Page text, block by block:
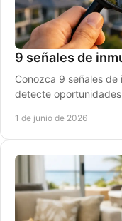
9 señales de
Conozca 9 señales
detecte
1 de junio de 2026